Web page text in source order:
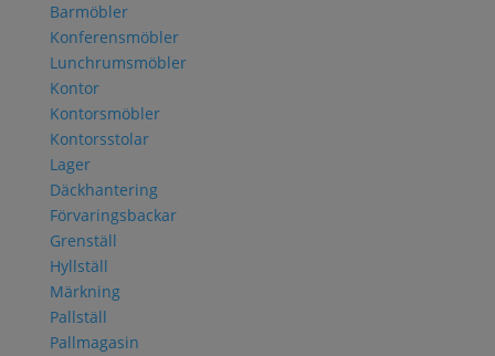
Barmöbler
Konferensmöbler
Lunchrumsmöbler
Kontor
Kontorsmöbler
Kontorsstolar
Lager
Däckhantering
Förvaringsbackar
Grenställ
Hyllställ
Märkning
Pallställ
Pallmagasin